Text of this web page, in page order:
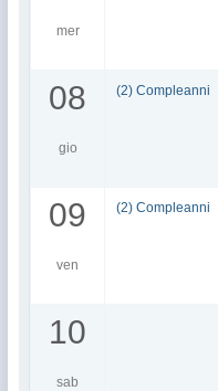
mer
08
gio
(2) Compleanni
09
ven
(2) Compleanni
10
sab